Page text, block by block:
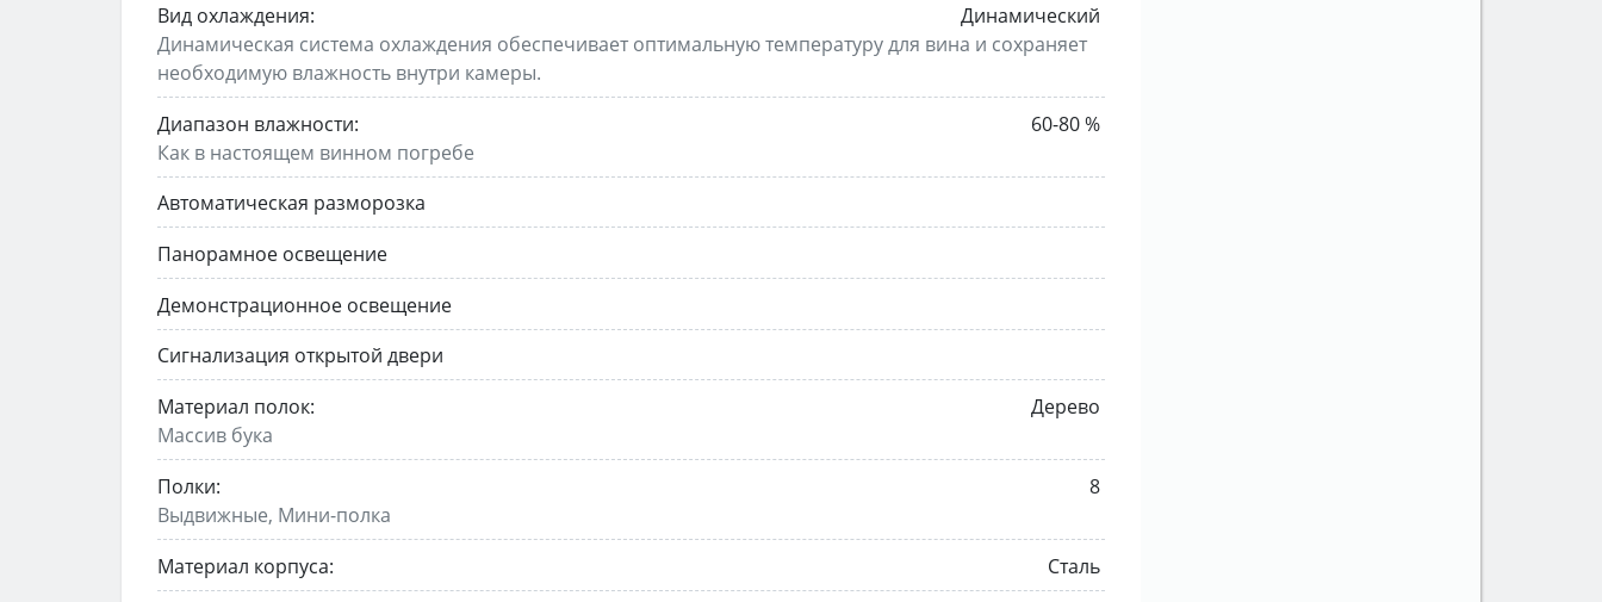
Вид охлаждения:
Динамический
Динамическая система охлаждения обеспечивает оптимальную температуру для вина и сохраняет
необходимую влажность внутри камеры.
Диапазон влажности:
60-80 %
Как в настоящем винном погребе
Автоматическая разморозка
Панорамное освещение
Демонстрационное освещение
Сигнализация открытой двери
Материал полок:
Дерево
Массив бука
Полки:
8
Выдвижные, Мини-полка
Материал корпуса:
Сталь